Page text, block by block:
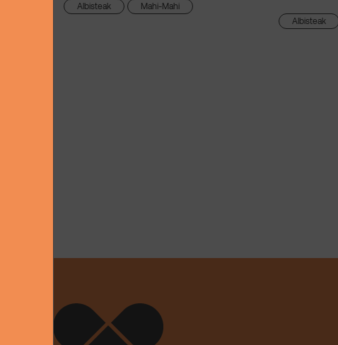
Albisteak Mahi-Mahi
Albisteak